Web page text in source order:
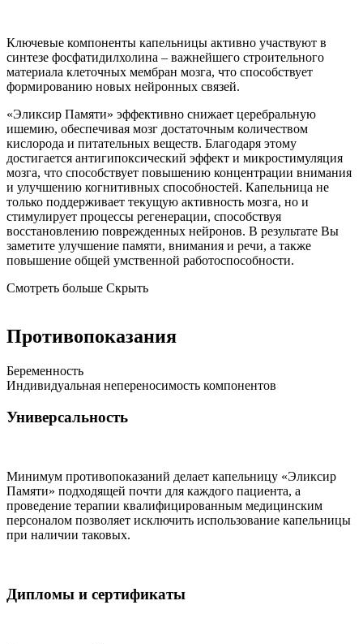
Ключевые компоненты капельницы активно участвуют в
синтезе фосфатидилхолина – важнейшего строительного
материала клеточных мембран мозга, что способствует
формированию новых нейронных связей.
«Эликсир Памяти» эффективно снижает церебральную
ишемию, обеспечивая мозг достаточным количеством
кислорода и питательных веществ. Благодаря этому
достигается антигипоксический эффект и микростимуляция
мозга, что способствует повышению концентрации внимания
и улучшению когнитивных способностей. Капельница не
только поддерживает текущую активность мозга, но и
стимулирует процессы регенерации, способствуя
восстановлению поврежденных нейронов. В результате Вы
заметите улучшение памяти, внимания и речи, а также
повышение общей умственной работоспособности.
Смотреть больше Скрыть
Противопоказания
Беременность
Индивидуальная непереносимость компонентов
Универсальность
Минимум противопоказаний делает капельницу «Эликсир
Памяти» подходящей почти для каждого пациента, а
проведение терапии квалифицированным медицинским
персоналом позволяет исключить использование капельницы
при наличии таковых.
Дипломы и сертификаты